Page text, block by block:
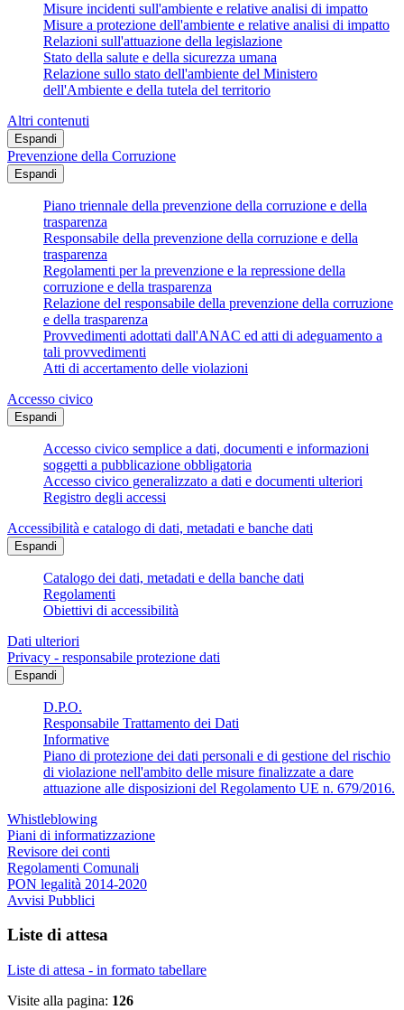
Misure incidenti sull'ambiente e relative analisi di impatto
Misure a protezione dell'ambiente e relative analisi di impatto
Relazioni sull'attuazione della legislazione
Stato della salute e della sicurezza umana
Relazione sullo stato dell'ambiente del Ministero
dell'Ambiente e della tutela del territorio
Altri contenuti
Espandi
Prevenzione della Corruzione
Espandi
Piano triennale della prevenzione della corruzione e della
trasparenza
Responsabile della prevenzione della corruzione e della
trasparenza
Regolamenti per la prevenzione e la repressione della
corruzione e della trasparenza
Relazione del responsabile della prevenzione della corruzione
e della trasparenza
Provvedimenti adottati dall'ANAC ed atti di adeguamento a
tali provvedimenti
Atti di accertamento delle violazioni
Accesso civico
Espandi
Accesso civico semplice a dati, documenti e informazioni
soggetti a pubblicazione obbligatoria
Accesso civico generalizzato a dati e documenti ulteriori
Registro degli accessi
Accessibilità e catalogo di dati, metadati e banche dati
Espandi
Catalogo dei dati, metadati e della banche dati
Regolamenti
Obiettivi di accessibilità
Dati ulteriori
Privacy - responsabile protezione dati
Espandi
D.P.O.
Responsabile Trattamento dei Dati
Informative
Piano di protezione dei dati personali e di gestione del rischio
di violazione nell'ambito delle misure finalizzate a dare
attuazione alle disposizioni del Regolamento UE n. 679/2016.
Whistleblowing
Piani di informatizzazione
Revisore dei conti
Regolamenti Comunali
PON legalità 2014-2020
Avvisi Pubblici
Liste di attesa
Liste di attesa - in formato tabellare
Visite alla pagina: 126